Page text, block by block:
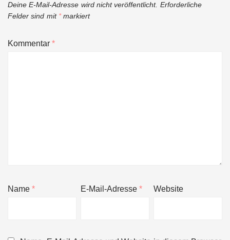
Deine E-Mail-Adresse wird nicht veröffentlicht. Erforderliche
Felder sind mit *markiert
Kommentar*
Name* E-Mail-Adresse* Website